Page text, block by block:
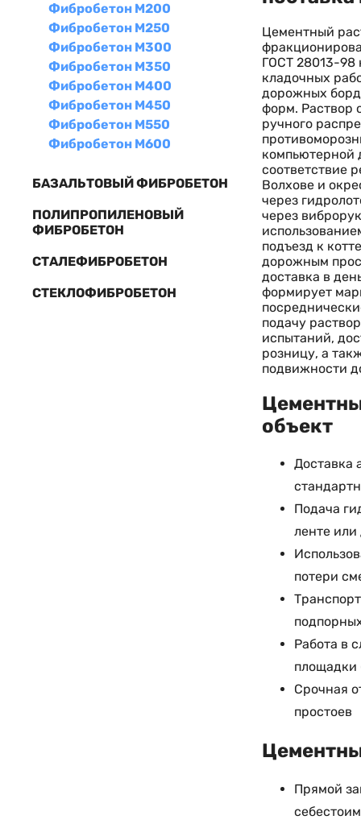
Фибробетон М200
Фибробетон М250
Фибробетон М300
Фибробетон М350
Фибробетон М400
Фибробетон М450
Фибробетон М550
Фибробетон М600
БАЗАЛЬТОВЫЙ ФИБРОБЕТОН
ПОЛИПРОПИЛЕНОВЫЙ
ФИБРОБЕТОН
СТАЛЕФИБРОБЕТОН
СТЕКЛОФИБРОБЕТОН
Цементный
ГОСТ 28013-98
кладочных
дорожных
форм. Раствор
ручного
компьютерной
соответствие
Волхове и
через
через
подъезд к
дорожным
доставка в
формирует
подачу
испытаний,
розницу, а
подвижности
объект
Доставка
Подача
ленте
потери
Работа в
площадки
Срочная
простоев
Прямой